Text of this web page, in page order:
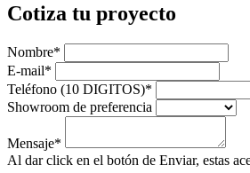
Cotiza tu proyecto
Nombre*
E-mail*
Teléfono (10 DIGITOS)*
Showroom de preferencia
Mensaje*
Al dar click en el botón de Enviar, estas